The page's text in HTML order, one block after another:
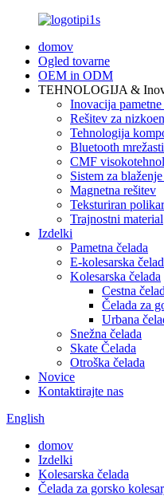
domov
Ogled tovarne
OEM in ODM
TEHNOLOGIJA &
Inovacija pametne
Rešitev za
Tehnologija
Bluetooth
CMF
Sistem za
Magnetna rešitev
Teksturiran
Trajnostni material
Izdelki
Pametna čelada
E-kolesarska
Kolesarska čelada
Cestna
Čelada za
Urbana
Snežna čelada
Skate Čelada
Otroška čelada
Novice
Kontaktirajte nas
English
domov
Izdelki
Kolesarska čelada
Čelada za gorsko